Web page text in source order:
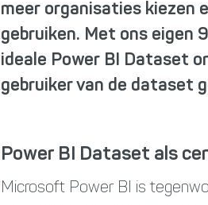
meer organisaties kiezen
gebruiken. Met ons eigen
ideale Power BI Dataset
gebruiker van de dataset
Power BI Dataset als
Microsoft Power BI is